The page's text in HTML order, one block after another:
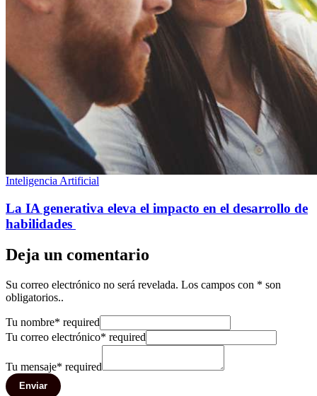
Inteligencia Artificial
La IA generativa eleva el impacto en el desarrollo de
habilidades
Deja un comentario
Su correo electrónico no será revelada. Los campos con * son
obligatorios..
Tu nombre* required
Tu correo electrónico* required
Tu mensaje* required
Enviar